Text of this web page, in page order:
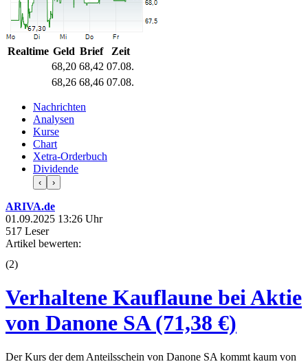
Realtime Geld Brief
Zeit
68,20 68,42 07.08.
68,26 68,46 07.08.
Nachrichten
Analysen
Kurse
Chart
Xetra-Orderbuch
Dividende
‹ ›
ARIVA.de
01.09.2025 13:26 Uhr
517 Leser
Artikel bewerten:
(2)
Verhaltene Kauflaune bei Aktie
von Danone SA (71,38 €)
Der Kurs der dem Anteilsschein von Danone SA kommt kaum von